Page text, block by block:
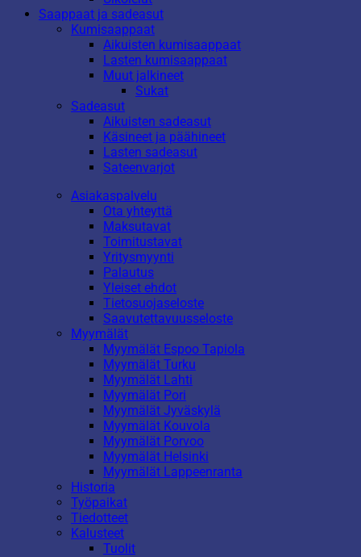
Saappaat ja sadeasut
Kumisaappaat
Aikuisten kumisaappaat
Lasten kumisaappaat
Muut jalkineet
Sukat
Sadeasut
Aikuisten sadeasut
Käsineet ja päähineet
Lasten sadeasut
Sateenvarjot
Asiakaspalvelu
Ota yhteyttä
Maksutavat
Toimitustavat
Yritysmyynti
Palautus
Yleiset ehdot
Tietosuojaseloste
Saavutettavuusseloste
Myymälät
Myymälät Espoo Tapiola
Myymälät Turku
Myymälät Lahti
Myymälät Pori
Myymälät Jyväskylä
Myymälät Kouvola
Myymälät Porvoo
Myymälät Helsinki
Myymälät Lappeenranta
Historia
Työpaikat
Tiedotteet
Kalusteet
Tuolit